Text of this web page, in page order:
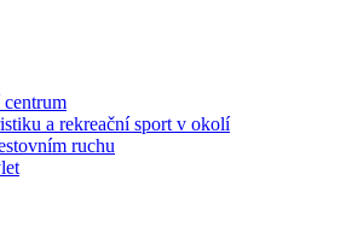
a rekreační sport v okolí
ruchu